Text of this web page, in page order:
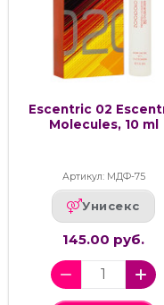
Escentric 02
Molecules, 10 ml
Артикул: МДФ-75
Унисекс
145.00 руб.